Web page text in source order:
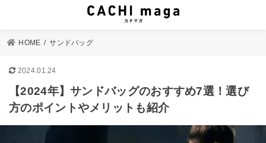
HOME サンドバッグ
2024.01.24
【2024年】サンドバッグのおすすめ7選！選び
方のポイントやメリットも紹介